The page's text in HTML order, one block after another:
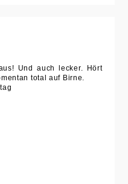
Und auch lecker. Hört
total auf Birne.